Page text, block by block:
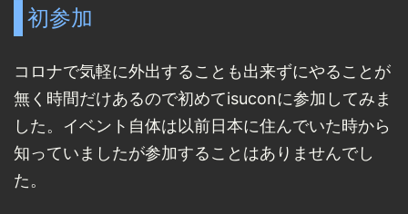
初参加
コロナで気軽に外出することも出来ずにやることが
無く時間だけあるので初めてisuconに参加してみま
した。イベント自体は以前日本に住んでいた時から
知っていましたが参加することはありませんでし
た。